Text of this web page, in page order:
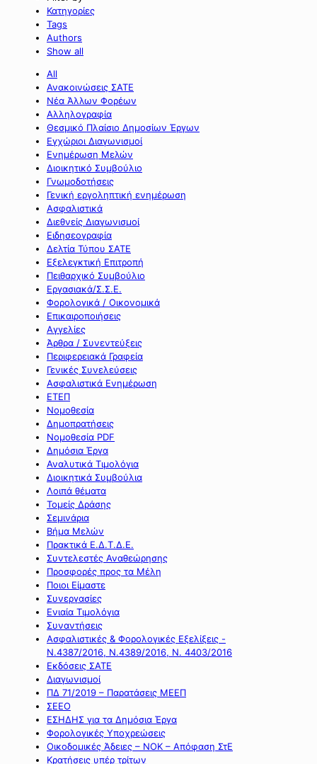
Κατηγορίες
Tags
Authors
Show all
All
Ανακοινώσεις ΣΑΤΕ
Νέα Άλλων Φορέων
Αλληλογραφία
Θεσμικό Πλαίσιο Δημοσίων Έργων
Εγχώριοι Διαγωνισμοί
Ενημέρωση Μελών
Διοικητικό Συμβούλιο
Γνωμοδοτήσεις
Γενική εργοληπτική ενημέρωση
Ασφαλιστικά
Διεθνείς Διαγωνισμοί
Ειδησεογραφία
Δελτία Τύπου ΣΑΤΕ
Εξελεγκτική Επιτροπή
Πειθαρχικό Συμβούλιο
Εργασιακά/Σ.Σ.Ε.
Φορολογικά / Οικονομικά
Επικαιροποιήσεις
Αγγελίες
Άρθρα / Συνεντεύξεις
Περιφερειακά Γραφεία
Γενικές Συνελεύσεις
Ασφαλιστικά Ενημέρωση
ΕΤΕΠ
Νομοθεσία
Δημοπρατήσεις
Νομοθεσία PDF
Δημόσια Έργα
Αναλυτικά Τιμολόγια
Διοικητικά Συμβούλια
Λοιπά θέματα
Τομείς Δράσης
Σεμινάρια
Βήμα Μελών
Πρακτικά Ε.Δ.Τ.Δ.Ε.
Συντελεστές Αναθεώρησης
Προσφορές προς τα Μέλη
Ποιοι Είμαστε
Συνεργασίες
Ενιαία Τιμολόγια
Συναντήσεις
Ασφαλιστικές & Φορολογικές Εξελίξεις -
Ν.4387/2016, Ν.4389/2016, Ν. 4403/2016
Εκδόσεις ΣΑΤΕ
Διαγωνισμοί
ΠΔ 71/2019 – Παρατάσεις ΜΕΕΠ
ΣΕΕΟ
ΕΣΗΔΗΣ για τα Δημόσια Έργα
Φορολογικές Υποχρεώσεις
Οικοδομικές Άδειες – ΝΟΚ – Απόφαση ΣτΕ
Κρατήσεις υπέρ τρίτων